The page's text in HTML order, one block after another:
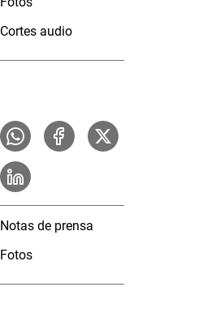
Cortes audio
Notas de prensa
Fotos